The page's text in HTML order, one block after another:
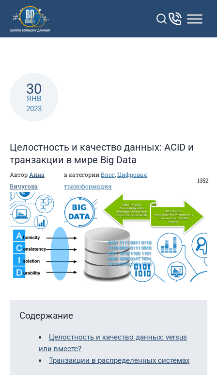
Перейти
контенту
30
ЯНВ
2023
Целостность и качество данных: ACID и
транзакции в мире Big Data
Автор Анна
Вичугова
в категорииБлог,Цифровая
трансформация
1352
Содержание
Целостность и качество данных: versus
или вместе?
Транзакции в распределенных системах